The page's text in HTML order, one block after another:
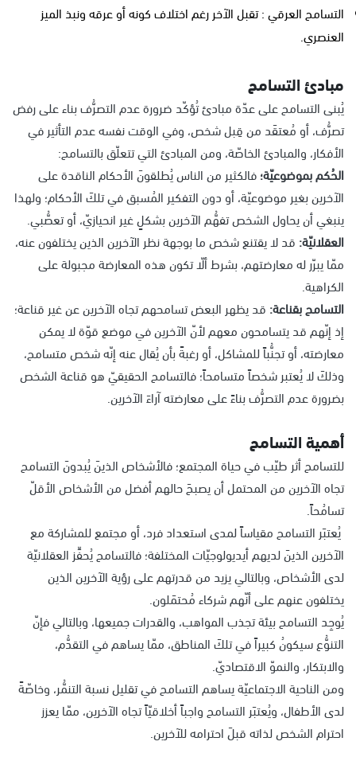
التسامح العرقي : تقبل الآخر رغم اختلاف كونه أو عرقه ونبذ الميز
العنصري.
مبادئ التسامح
يُبنى التسامح على عدّة مبادئ تُؤكّد ضرورة عدم التصرُّف بناء على رفض
تصرُّف، أو مُعتقَد من قِبل شخص، وفي الوقت نفسه عدم التأثير في
الأفكار، والمبادئ الخاصّة، ومن المبادئ التي تتعلّق بالتسامح:
الحُكم بموضوعيّة؛فالكثير من الناس يُطلقونَ الأحكام الناقدة على
الآخرين بغير موضوعيّة، أو دون التفكير المُسبق في تلكَ الأحكام؛ ولهذا
ينبغي أن يحاول الشخص تفهُّم الآخرين بشكلٍ غير انحيازيّ، أو تعصُّبي.
العقلانيّة: قد لا يقتنع شخص ما بوجهة نظر الآخرين الذين يختلفون عنه،
ممّا يبرّر له معارضتهم، بشرط ألّا تكون هذه المعارضة مجبولة على
الكراهية.
التسامح بقناعة: قد يظهر البعض تسامحهم تجاه الآخرين عن غير قناعة؛
إذ إنّهم قد يتسامحون معهم لأنّ الآخرين في موضع قوّة لا يمكن
معارضته، أو تجنُّباً للمشاكل، أو رغبةً بأن يُقال عنه إنّه شخص متسامح،
وذلكَ لا يُعتبر شخصاً متسامحاً؛ فالتسامح الحقيقيّ هو قناعة الشخص
بضرورة عدم التصرُّف بناءً على معارضته آراءَ الآخرين.
أهمية التسامح
للتسامح أثر طيّب في حياة المجتمع؛ فالأشخاص الذينَ يُبدونَ التسامح
تجاه الآخرين من المحتمل أن يصبحَ حالهم أفضل من الأشخاص الأقلّ
تسامُحاً.
يُعتبَر التسامح مقياساً لمدى استعداد فرد، أو مجتمع للمشاركة مع
الآخرين الذينَ لديهم أيديولوجيّات المختلفة؛ فالتسامح يُحفِّز العقلانيّة
لدى الأشخاص، وبالتالي يزيد من قدرتهم على رؤية الآخرين الذين
يختلفون عنهم على أنّهم شركاء مُحتمَلون.
يُوجِد التسامح بيئة تجذب المواهب، والقدرات جميعها، وبالتالي فإنّ
التنوُّع سيكونُ كبيراً في تلكَ المناطق، ممّا يساهم في التقدُّم،
والابتكار، والنموّ الاقتصاديّ.
ومن الناحية الاجتماعيّة يساهم التسامح في تقليل نسبة التنمُّر، وخاصّةً
لدى الأطفال، ويُعتبَر التسامح واجباً أخلاقيّاً تجاه الآخرين، ممّا يعزز
احترام الشخص لذاته قبلَ احترامه للآخرين.